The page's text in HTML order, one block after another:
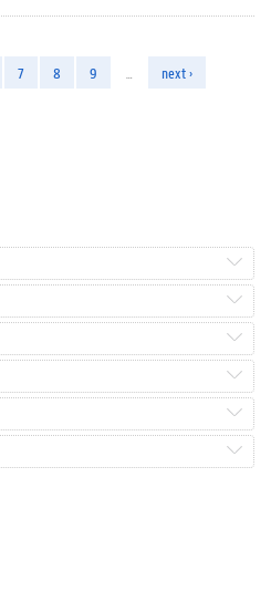
7 8 9
next ›